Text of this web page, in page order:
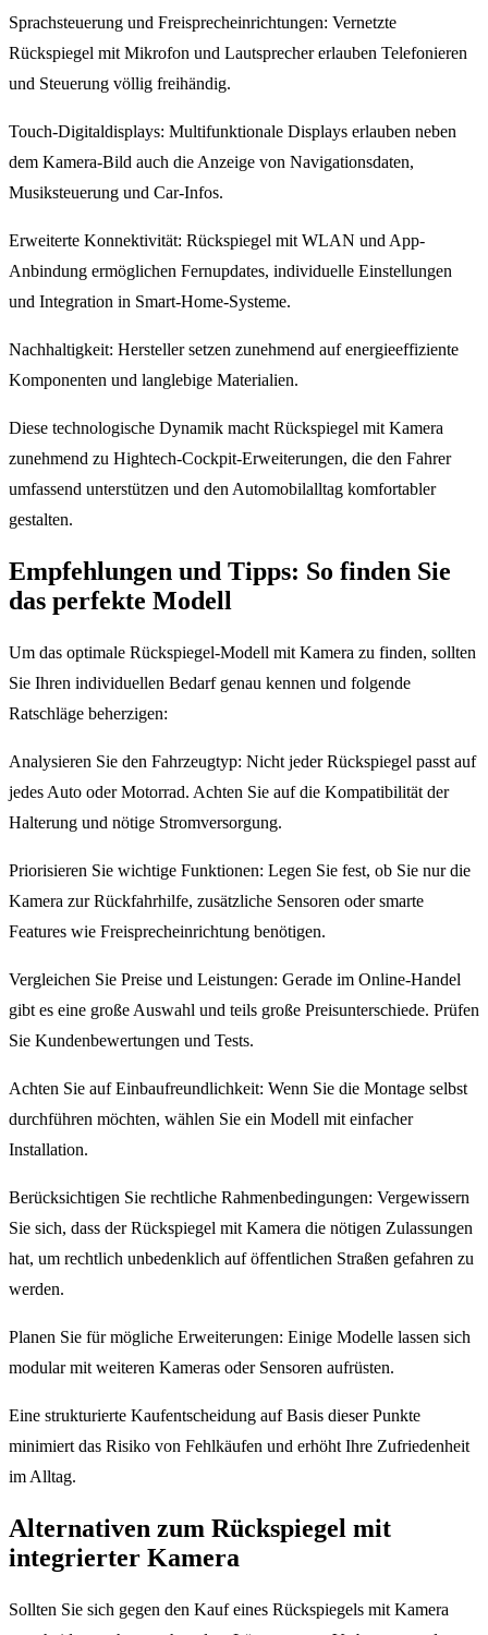
Sprachsteuerung und Freisprecheinrichtungen: Vernetzte
Rückspiegel mit Mikrofon und Lautsprecher erlauben Telefonieren
und Steuerung völlig freihändig.
Touch-Digitaldisplays: Multifunktionale Displays erlauben neben
dem Kamera-Bild auch die Anzeige von Navigationsdaten,
Musiksteuerung und Car-Infos.
Erweiterte Konnektivität: Rückspiegel mit WLAN und App-
Anbindung ermöglichen Fernupdates, individuelle Einstellungen
und Integration in Smart-Home-Systeme.
Nachhaltigkeit: Hersteller setzen zunehmend auf energieeffiziente
Komponenten und langlebige Materialien.
Diese technologische Dynamik macht Rückspiegel mit Kamera
zunehmend zu Hightech-Cockpit-Erweiterungen, die den Fahrer
umfassend unterstützen und den Automobilalltag komfortabler
gestalten.
Empfehlungen und Tipps: So finden Sie
das perfekte Modell
Um das optimale Rückspiegel-Modell mit Kamera zu finden, sollten
Sie Ihren individuellen Bedarf genau kennen und folgende
Ratschläge beherzigen:
Analysieren Sie den Fahrzeugtyp: Nicht jeder Rückspiegel passt auf
jedes Auto oder Motorrad. Achten Sie auf die Kompatibilität der
Halterung und nötige Stromversorgung.
Priorisieren Sie wichtige Funktionen: Legen Sie fest, ob Sie nur die
Kamera zur Rückfahrhilfe, zusätzliche Sensoren oder smarte
Features wie Freisprecheinrichtung benötigen.
Vergleichen Sie Preise und Leistungen: Gerade im Online-Handel
gibt es eine große Auswahl und teils große Preisunterschiede. Prüfen
Sie Kundenbewertungen und Tests.
Achten Sie auf Einbaufreundlichkeit: Wenn Sie die Montage selbst
durchführen möchten, wählen Sie ein Modell mit einfacher
Installation.
Berücksichtigen Sie rechtliche Rahmenbedingungen: Vergewissern
Sie sich, dass der Rückspiegel mit Kamera die nötigen Zulassungen
hat, um rechtlich unbedenklich auf öffentlichen Straßen gefahren zu
werden.
Planen Sie für mögliche Erweiterungen: Einige Modelle lassen sich
modular mit weiteren Kameras oder Sensoren aufrüsten.
Eine strukturierte Kaufentscheidung auf Basis dieser Punkte
minimiert das Risiko von Fehlkäufen und erhöht Ihre Zufriedenheit
im Alltag.
Alternativen zum Rückspiegel mit
integrierter Kamera
Sollten Sie sich gegen den Kauf eines Rückspiegels mit Kamera